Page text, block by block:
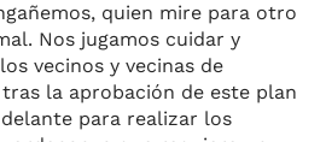
quien mire para otro
Nos jugamos cuidar y
vecinos y vecinas de
la aprobación de este plan
para realizar los